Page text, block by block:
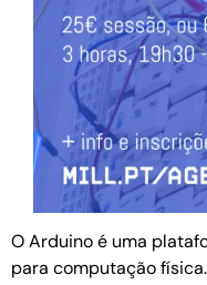
O Arduino é uma
para com­pu­ta­ção